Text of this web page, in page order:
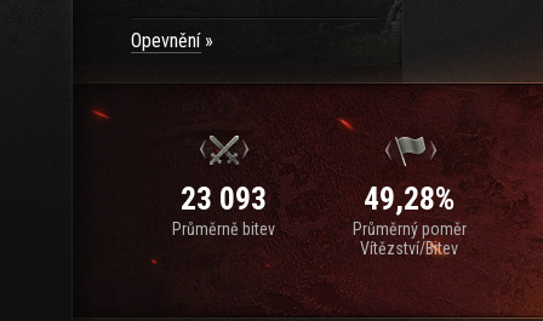
Opevnění
23 093
Průměrně bitev
49,28%
Průměrný poměr
Vítězství/Bitev